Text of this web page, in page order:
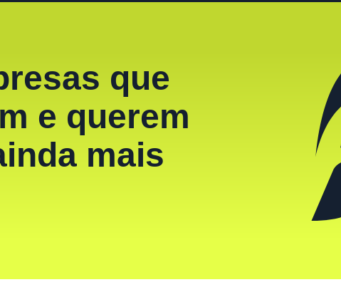
que
e querem
mais